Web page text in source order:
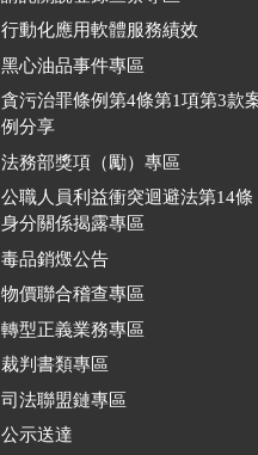
行動化應用軟體服務績效
黑心油品事件專區
貪污治罪條例第4條第1項第3款
例分享
法務部獎項（勵）專區
公職人員利益衝突迴避法第14條
身分關係揭露專區
毒品銷燬公告
物價聯合稽查專區
轉型正義業務專區
裁判書類專區
司法聯盟鏈專區
公示送達